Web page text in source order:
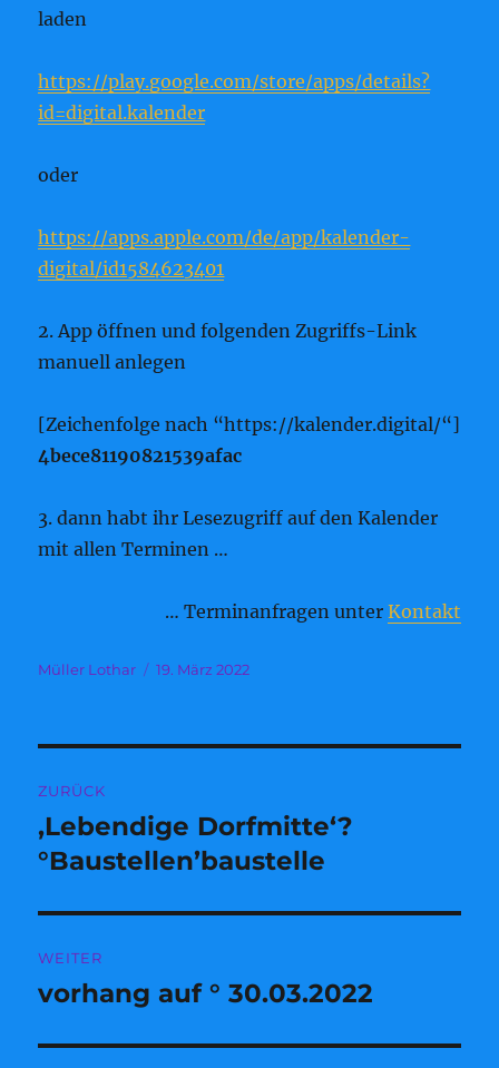
laden
https://play.google.com/store/apps/details?
id=digital.kalender
oder
https://apps.apple.com/de/app/kalender-
digital/id1584623401
2. App öffnen und folgenden Zugriffs-Link
manuell anlegen
[Zeichenfolge nach “https://kalender.digital/“]
4bece81190821539afac
3. dann habt ihr Lesezugriff auf den Kalender
mit allen Terminen …
… Terminanfragen unter Kontakt
Autor
Müller Lothar
Veröffentlicht
19. März 2022
ZURÜCK
Vorheriger
Beitrag:
‚Lebendige Dorfmitte‘?
°Baustellen’baustelle
WEITER
Nächster
vorhang auf ° 30.03.2022